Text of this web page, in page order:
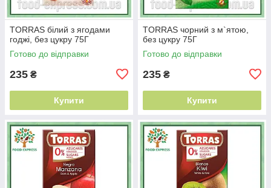
TORRAS білий з ягодами
годжі, без цукру 75Г
Готово до відправки
235 ₴
Купити
TORRAS чорний з м`ятою,
без цукру 75Г
Готово до відправки
235 ₴
Купити